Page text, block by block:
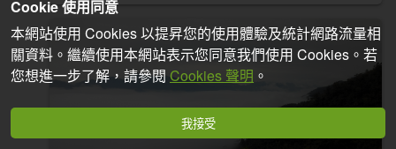
Cookie 使用同意
本網站使用 Cookies 以提昇您的使用體驗及統計網路流量相
關資料。繼續使用本網站表示您同意我們使用 Cookies。若
您想進一步了解，請參閱 Cookies 聲明 。
我接受